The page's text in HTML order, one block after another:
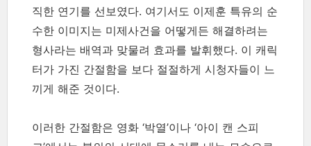
직한 연기를 선보였다. 여기서도 이제훈 특유의 순
수한 이미지는 미제사건을 어떻게든 해결하려는
형사라는 배역과 맞물려 효과를 발휘했다. 이 캐릭
터가 가진 간절함을 보다 절절하게 시청자들이 느
끼게 해준 것이다.
이러한 간절함은 영화 ‘박열’이나 ‘아이 캔 스피